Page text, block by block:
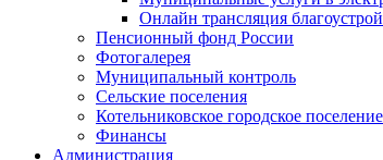
Онлайн трансляция
Пенсионный фонд России
Фотогалерея
Муниципальный контроль
Сельские поселения
Котельниковское городское поселение
Финансы
Администрация